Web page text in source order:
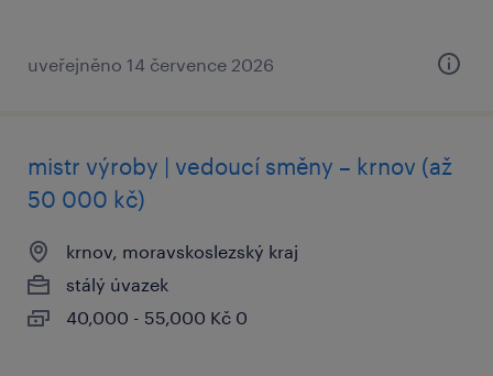
uveřejněno 14 července 2026
mistr výroby | vedoucí směny – krnov (až
50 000 kč)
krnov, moravskoslezský kraj
stálý úvazek
40,000 - 55,000 Kč 0